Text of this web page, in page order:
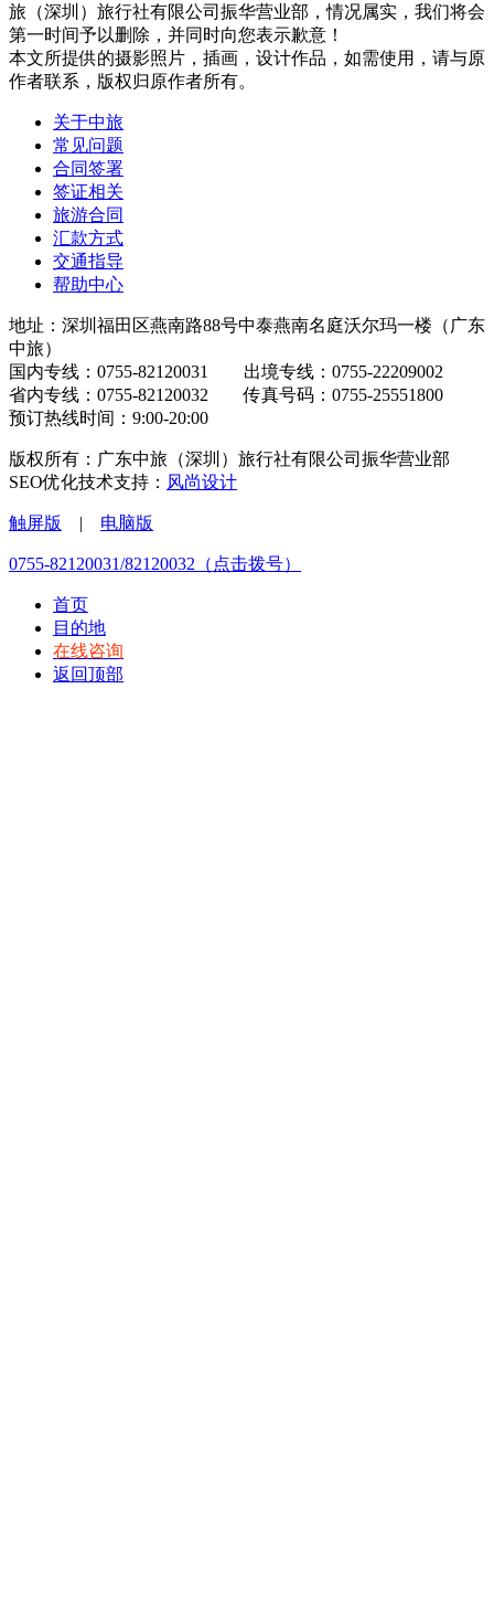
旅（深圳）旅行社有限公司振华营业部，情况属实，我们将会
第一时间予以删除，并同时向您表示歉意！
本文所提供的摄影照片，插画，设计作品，如需使用，请与原
作者联系，版权归原作者所有。
关于中旅
常见问题
合同签署
签证相关
旅游合同
汇款方式
交通指导
帮助中心
地址：深圳福田区燕南路88号中泰燕南名庭沃尔玛一楼（广东
中旅）
国内专线：0755-82120031 出境专线：0755-22209002
省内专线：0755-82120032 传真号码：0755-25551800
预订热线时间：9:00-20:00
版权所有：广东中旅（深圳）旅行社有限公司振华营业部
SEO优化技术支持： 风尚设计
触屏版 | 电脑版
0755-82120031/82120032（点击拨号）
首页
目的地
在线咨询
返回顶部